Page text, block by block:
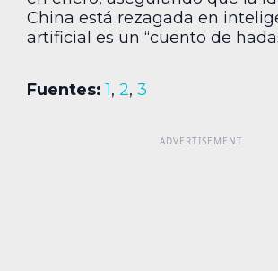
China está rezagada en
artificial es un “cuento de
Fuentes: 1, 2, 3